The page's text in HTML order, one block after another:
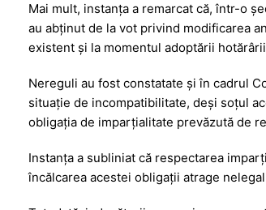
Mai mult, instanța a remarcat că, într-o
au abținut de la vot privind modificarea
existent și la momentul adoptării
Nereguli au fost constatate și în cadrul
situație de incompatibilitate, deși soțul
obligația de imparțialitate prevăzută de
Instanța a subliniat că respectarea
încălcarea acestei obligații atrage